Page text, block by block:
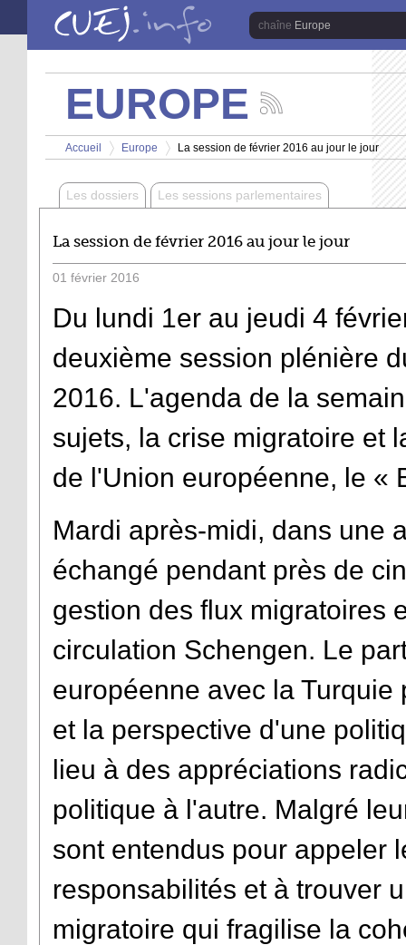
Aller au contenu principal
Europe
EUROPE
les
actualités
de
chaîne
Europe
Vous êtes ici
Accueil
>
Europe
>
La session de février 2016 au jour le jour
Les dossiers Les sessions parlementaires
La session de février 2016 au jour le jour
01 février 2016
Du lundi 1er au jeudi 4
deuxième session plénière
2016. L'agenda de la
sujets, la crise migratoire et
de l'Union européenne, le «
Mardi après-midi, dans une
échangé pendant près de
gestion des flux migratoires
circulation Schengen. Le
européenne avec la
et la perspective d'une
lieu à des appréciations
politique à l'autre. Malgré
sont entendus pour appeler
responsabilités et à trouver
migratoire qui fragilise la